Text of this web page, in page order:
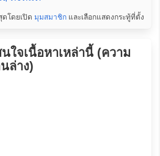
ดโดยเปิดมุมสมาชิก และเลือกแสดงกระทู้ที่ตั้ง
จเนื้อหาเหล่านี้ (ความ
ล่าง)